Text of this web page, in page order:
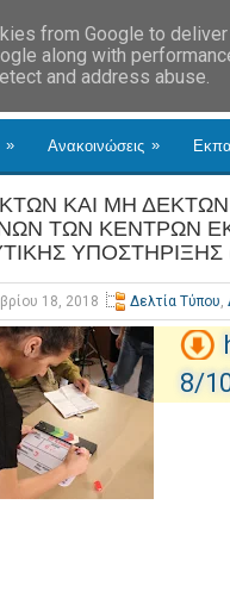
» Ανακοινώσεις »
ΚΑΙ ΜΗ
ΤΩΝ ΚΕΝΤΡΩΝ
ΥΠΟΣΤΗΡΙΞΗΣ
18, 2018 Δελτία Τύπου,
8/
from Google to
along with
and address abuse.